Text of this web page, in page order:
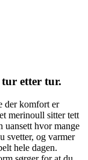
etter tur.
der komfort er
merinoull sitter tett
uansett hvor mange
svetter, og varmer
hele dagen.